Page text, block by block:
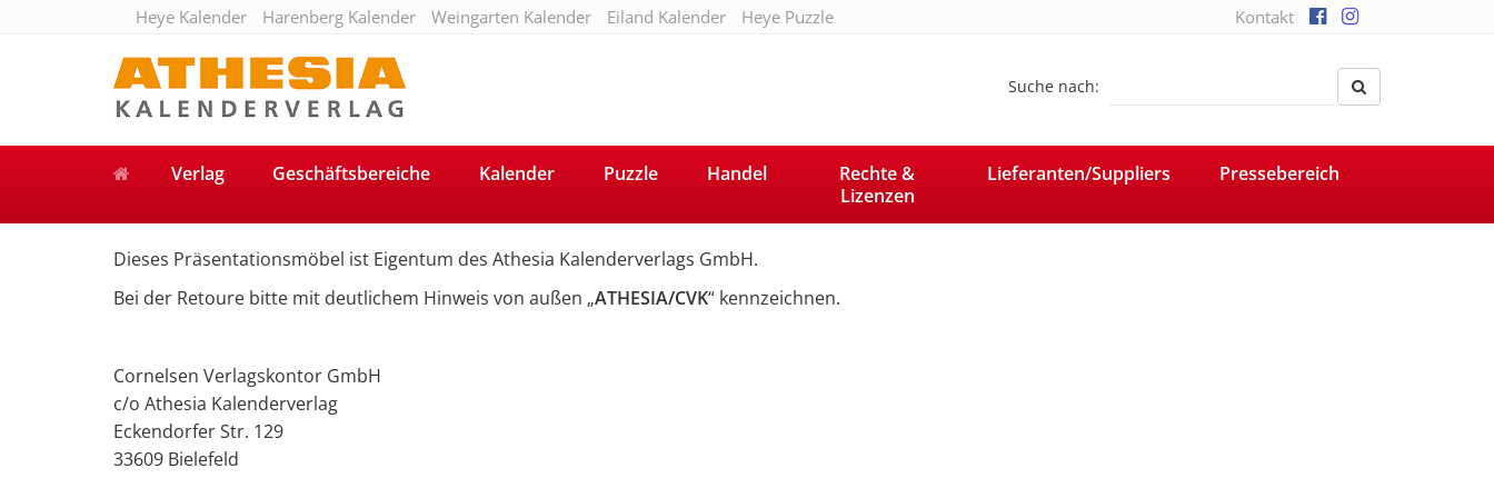
Heye Kalender Harenberg Kalender Weingarten Kalender Eiland Kalender Heye Puzzle Kontakt
Suche nach:
Verlag Geschäftsbereiche Kalender Puzzle Handel
Rechte &
Lizenzen
Lieferanten/Suppliers Pressebereich
Dieses Präsentationsmöbel ist Eigentum des Athesia Kalenderverlags GmbH.
Bei der Retoure bitte mit deutlichem Hinweis von außen „ATHESIA/CVK“ kennzeichnen.
Cornelsen Verlagskontor GmbH
c/o Athesia Kalenderverlag
Eckendorfer Str. 129
33609 Bielefeld